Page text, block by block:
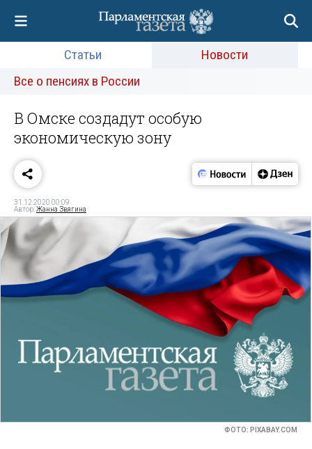
Статьи
Новости
Все о пенсиях в России
В Омске создадут особую
экономическую зону
31.12.2020 00:09
Автор:Жанна Звягина
ФОТО: PIXABAY.COM